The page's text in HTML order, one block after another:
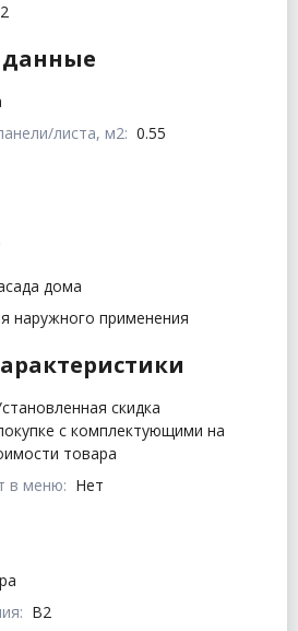
листа, м2: 0.55
дома
наружного применения
скидка
с комплектующими на
товара
в меню: Нет
В2